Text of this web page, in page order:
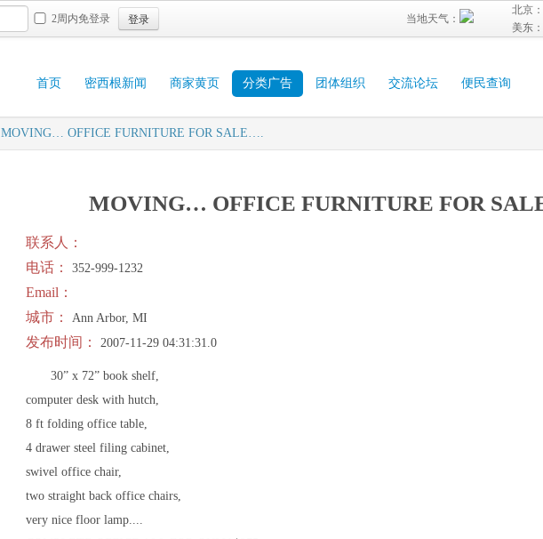
2周内免登录 登录
北京：
美东：
当地天气：
首页 密西根新闻 商家黄页 分类广告 团体组织 交流论坛 便民查询
MOVING… OFFICE FURNITURE FOR SALE….
MOVING… OFFICE FURNITURE FOR
联系人：
电话：
352-999-1232
Email：
城市：
Ann Arbor, MI
发布时间： 2007-11-29 04:31:31.0
30” x 72” book shelf,
computer desk with hutch,
8 ft folding office table,
4 drawer steel filing cabinet,
swivel office chair,
two straight back office chairs,
very nice floor lamp....